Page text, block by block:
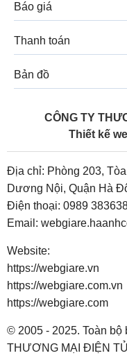
Báo giá
Thanh toán
Bản đồ
CÔNG TY
Thiết kế
Địa chỉ: Phòng 203,
Dương Nội, Quận Hà
Điện thoại: 0989
Email:
Website:
https://webgiare.vn
https://webgiare.com.vn
https://webgiare.com
© 2005 - 2025. Toàn bộ
THƯƠNG MẠI ĐIỆN